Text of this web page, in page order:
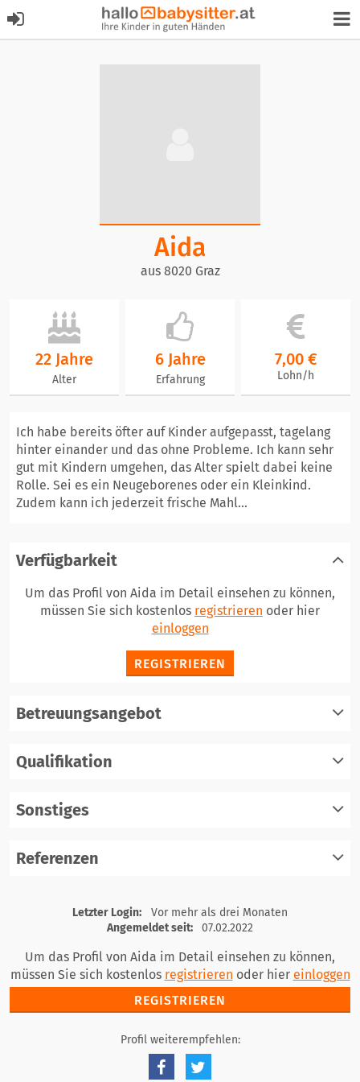
Aida
aus 8020 Graz
22 Jahre
Alter
6 Jahre
Erfahrung
7,00 €
Lohn/h
Ich habe bereits öfter auf Kinder aufgepasst, tagelang
hinter einander und das ohne Probleme. Ich kann sehr
gut mit Kindern umgehen, das Alter spielt dabei keine
Rolle. Sei es ein Neugeborenes oder ein Kleinkind.
Zudem kann ich jederzeit frische Mahl...
Verfügbarkeit
Um das Profil von Aida im Detail einsehen zu können,
müssen Sie sich kostenlos registrieren oder hier
einloggen
REGISTRIEREN
Betreuungsangebot
Qualifikation
Sonstiges
Referenzen
registrieren
einloggen
Letzter Login:
Vor mehr als drei Monaten
Angemeldet seit:
07.02.2022
Um das Profil von Aida im Detail einsehen zu können,
müssen Sie sich kostenlos registrieren oder hier einloggen
REGISTRIEREN
Profil weiterempfehlen: